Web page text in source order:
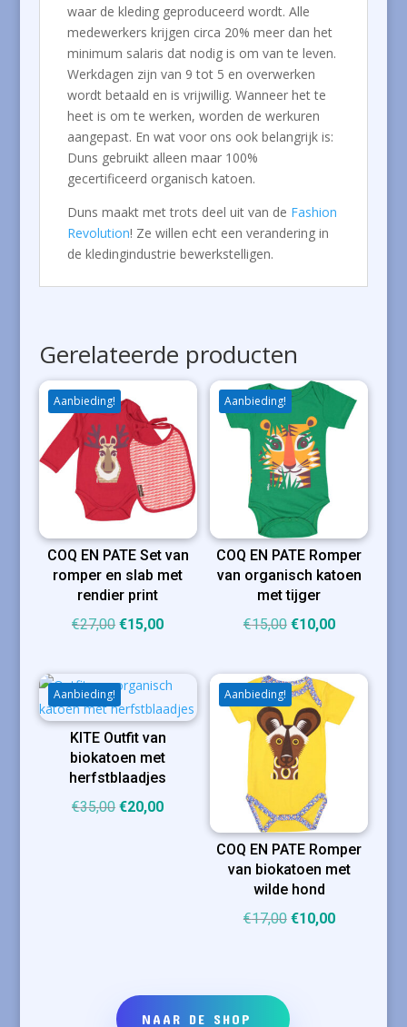
waar de kleding geproduceerd wordt. Alle
medewerkers krijgen circa 20% meer dan het
minimum salaris dat nodig is om van te leven.
Werkdagen zijn van 9 tot 5 en overwerken
wordt betaald en is vrijwillig. Wanneer het te
heet is om te werken, worden de werkuren
aangepast. En wat voor ons ook belangrijk is:
Duns gebruikt alleen maar 100%
gecertificeerd organisch katoen.
Duns maakt met trots deel uit van de Fashion
Revolution! Ze willen echt een verandering in
de kledingindustrie bewerkstelligen.
Gerelateerde producten
Aanbieding!
COQ EN PATE Set van
romper en slab met
rendier print
€27,00 Oorspronkelijke
€27,00.
€15,00Huidige
€15,00.
Aanbieding!
COQ EN PATE Romper
van organisch katoen
met tijger
€15,00 Oorspronkelijke
was:
€15,00.
€10,00Huidige
is:
€10,00.
Aanbieding!
KITE Outfit van
biokatoen met
herfstblaadjes
€35,00 Oorspronkelijke
€20,00Huidige
Aanbieding!
COQ EN PATE Romper
van biokatoen met
wilde hond
€17,00 Oorspronkelijke
€10,00Huidige
NAAR DE SHOP